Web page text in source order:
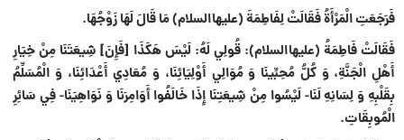
فَرَجَعَتِ الْمَرْأَةُ فَقَالَتْ لِفَاطِمَةَ (علیهاالسلام) مَا قَالَ لَهَا زَوْجُهَا.
فَقَالَتْ فَاطِمَةُ (علیهاالسلام): قُولِي لَهُ: لَيْسَ هَكَذَا [فَإِنَ‏] شِيعَتَنَا مِنْ خِيَارِ
أَهْلِ الْجَنَّةِ، وَ كُلُّ مُحِبِّينَا وَ مُوَالِي أَوْلِيَائِنَا، وَ مُعَادِي أَعْدَائِنَا، وَ الْمُسَلِّمُ
بِقَلْبِهِ وَ لِسَانِهِ لَنَا- لَيْسُوا مِنْ شِيعَتِنَا إِذَا خَالَفُوا أَوَامِرَنَا وَ نَوَاهِيَنَا- فِي سَائِرِ
الْمُوبِقَاتِ.